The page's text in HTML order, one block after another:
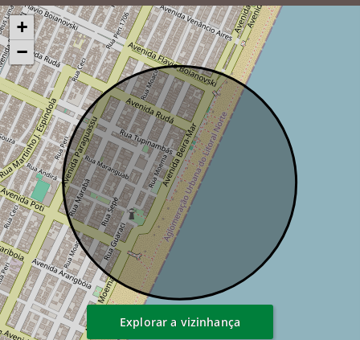
+
−
Explorar a vizinhança